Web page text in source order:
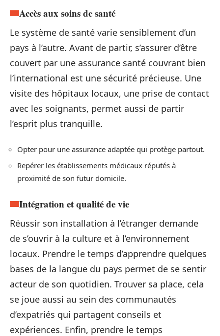
Accès aux soins de santé
Le système de santé varie sensiblement d’un
pays à l’autre. Avant de partir, s’assurer d’être
couvert par une assurance santé couvrant bien
l’international est une sécurité précieuse. Une
visite des hôpitaux locaux, une prise de contact
avec les soignants, permet aussi de partir
l’esprit plus tranquille.
Opter pour une assurance adaptée qui protège partout.
Repérer les établissements médicaux réputés à
proximité de son futur domicile.
Intégration et qualité de vie
Réussir son installation à l’étranger demande
de s’ouvrir à la culture et à l’environnement
locaux. Prendre le temps d’apprendre quelques
bases de la langue du pays permet de se sentir
acteur de son quotidien. Trouver sa place, cela
se joue aussi au sein des communautés
d’expatriés qui partagent conseils et
expériences. Enfin, prendre le temps